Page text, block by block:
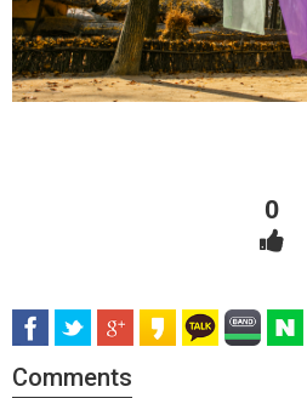
0
Comments